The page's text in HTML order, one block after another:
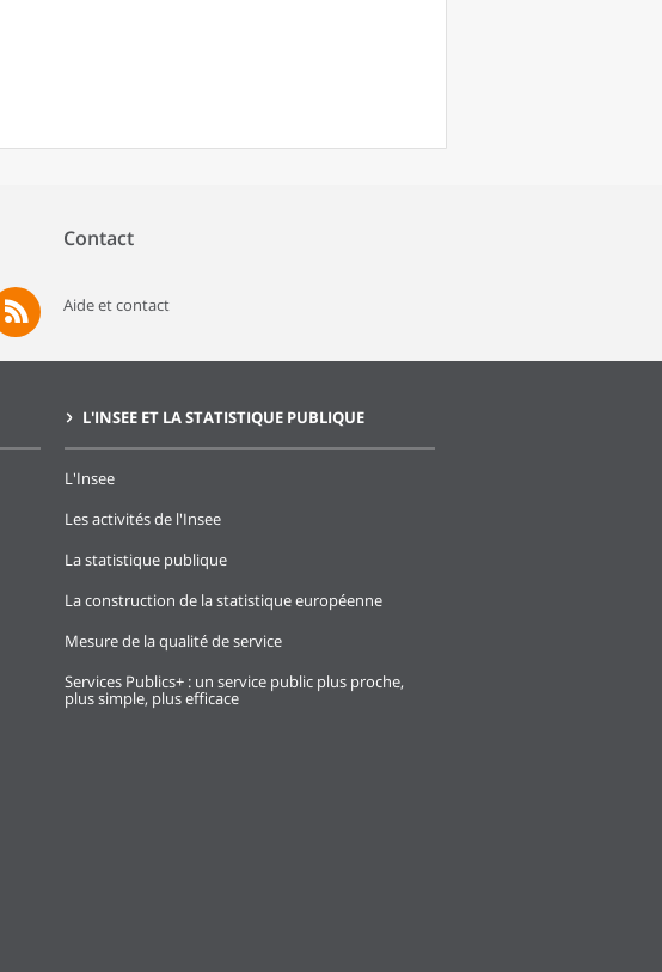
Contact
Aide et contact
L'INSEE ET LA STATISTIQUE PUBLIQUE
L'Insee
Les activités de l'Insee
La statistique publique
La construction de la statistique européenne
Mesure de la qualité de service
Services Publics+ : un service public plus proche,
plus simple, plus efficace